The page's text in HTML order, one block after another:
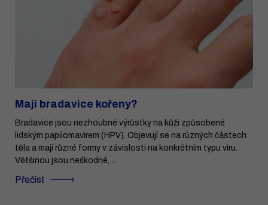
Mají bradavice kořeny?
Bradavice jsou nezhoubné výrůstky na kůži způsobené
lidským papilomavirem (HPV). Objevují se na různých částech
těla a mají různé formy v závislosti na konkrétním typu viru.
Většinou jsou neškodné, ...
Přečíst